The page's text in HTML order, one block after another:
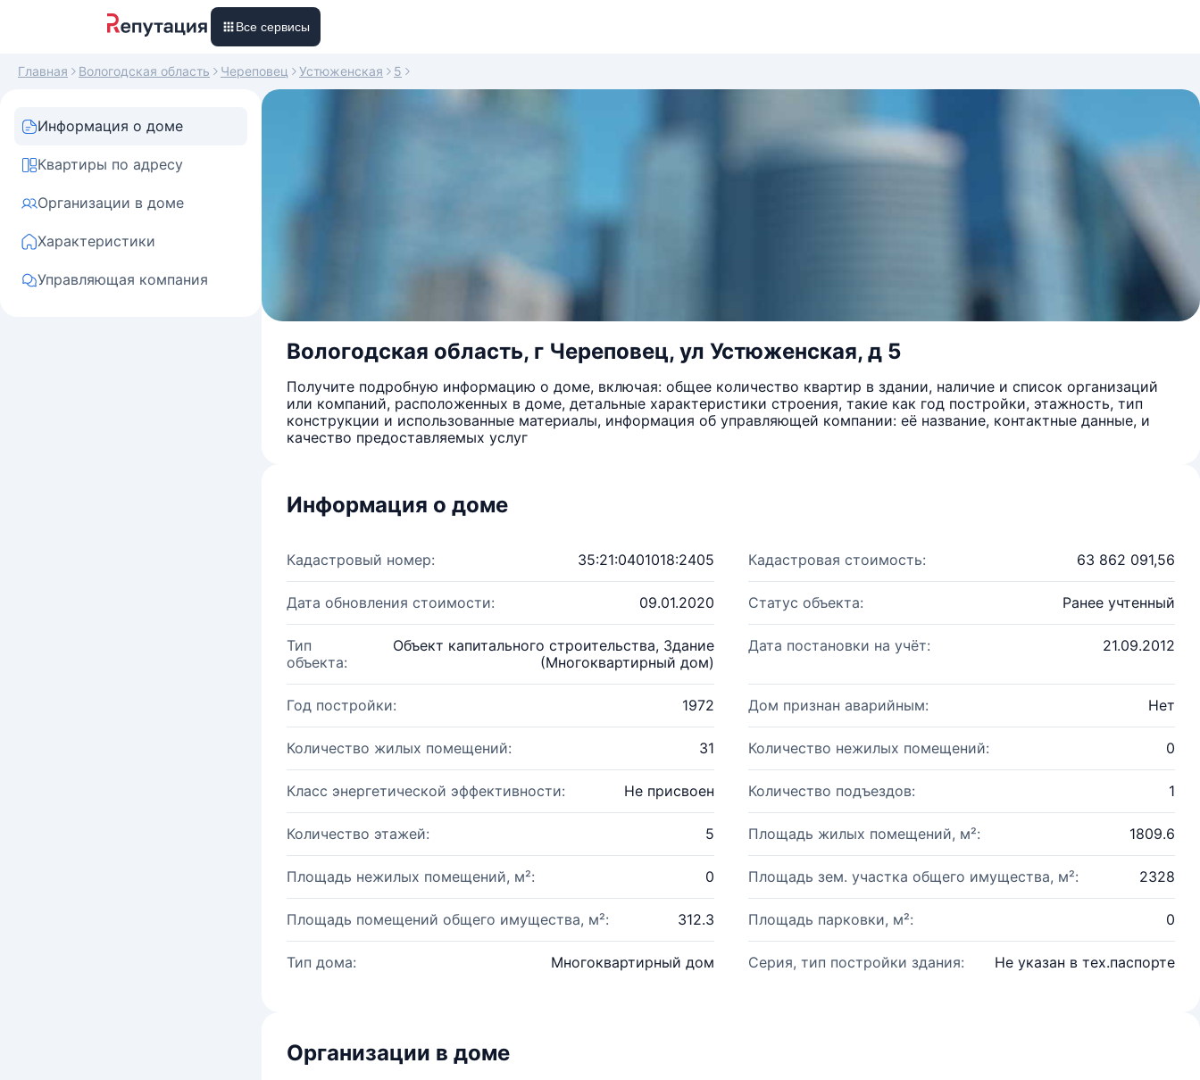
Все сервисы
Главная Вологодская область Череповец Устюженская 5
Информация о доме
Квартиры по адресу
Организации в доме
Характеристики
Управляющая компания
Вологодская область, г Череповец, ул Устюженская, д 5
Получите подробную информацию о доме, включая: общее количество квартир в здании, наличие и список организаций
или компаний, расположенных в доме, детальные характеристики строения, такие как год постройки, этажность, тип
конструкции и использованные материалы, информация об управляющей компании: её название, контактные данные, и
качество предоставляемых услуг
Информация о доме
Кадастровый номер: 35:21:0401018:2405 Кадастровая стоимость: 63 862 091,56
Дата обновления стоимости: 09.01.2020 Статус объекта: Ранее учтенный
Тип
объекта:
Объект капитального строительства, Здание
(Многоквартирный дом)
Дата постановки на учёт: 21.09.2012
Год постройки: 1972 Дом признан аварийным: Нет
Количество жилых помещений: 31 Количество нежилых помещений: 0
Класс энергетической эффективности: Не присвоен Количество подъездов: 1
Количество этажей: 5 Площадь жилых помещений, м²: 1809.6
Площадь нежилых помещений, м²: 0 Площадь зем. участка общего имущества, м²: 2328
Площадь помещений общего имущества, м²: 312.3 Площадь парковки, м²: 0
Тип дома: Многоквартирный дом Серия, тип постройки здания: Не указан в тех.паспорте
Организации в доме